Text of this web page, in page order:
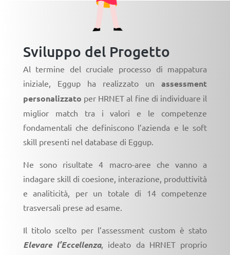
Sviluppo del Progetto
Al termine del cruciale processo di mappatura
iniziale, Eggup ha realizzato unassessment
personalizzato per HRNET al fine di individuare il
miglior match tra i valori e le competenze
fondamentali che definiscono l’azienda e le soft
skill presenti nel database di Eggup.
Ne sono risultate 4 macro-aree che vanno a
indagare skill di coesione, interazione, produttività
e analiticità, per un totale di 14 competenze
trasversali prese ad esame.
Il titolo scelto per l’assessment custom è stato
Elevare l’Eccellenza, ideato da HRNET proprio